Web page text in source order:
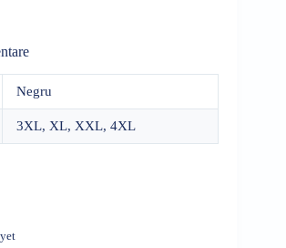
Negru
3XL, XL, XXL, 4XL